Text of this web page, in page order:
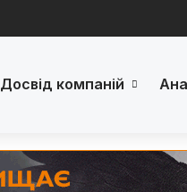
Досвід компаній